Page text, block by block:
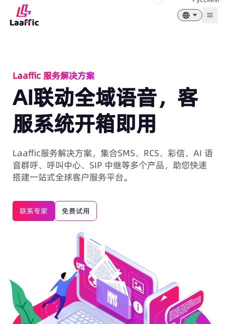
Laaffic 服务解决方案
AI联动全域语音，客
服系统开箱即用
Laaffic服务解决方案，集合SMS、RCS、彩信、AI 语
音群呼、呼叫中心、SIP 中继等多个产品，助您快速
搭建一站式全球客户服务平台。
联系专家 免费试用